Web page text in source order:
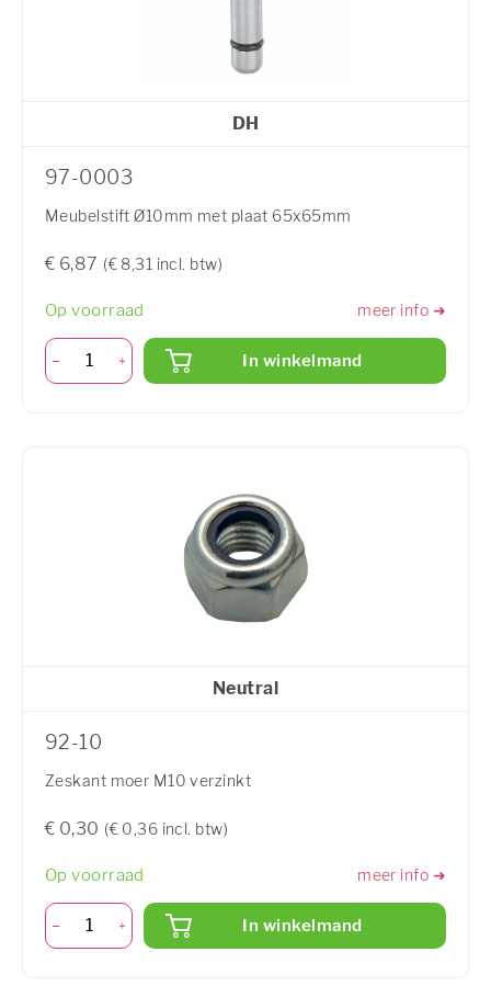
DH
97-0003
Meubelstift Ø10mm met plaat 65x65mm
€ 6,87 (€ 8,31 incl. btw)
Op voorraad meer info ➜
In winkelmand
Neutral
92-10
Zeskant moer M10 verzinkt
€ 0,30 (€ 0,36 incl. btw)
Op voorraad meer info ➜
In winkelmand